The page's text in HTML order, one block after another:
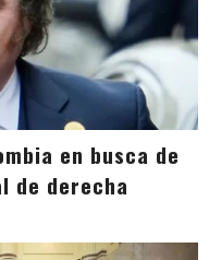
en busca de
de derecha